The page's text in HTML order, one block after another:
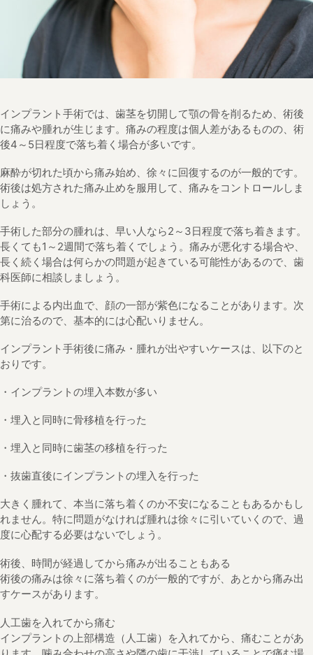
インプラント手術では、歯茎を切開して顎の骨を削るため、術後
に痛みや腫れが生じます。痛みの程度は個人差があるものの、術
後4～5日程度で落ち着く場合が多いです。
麻酔が切れた頃から痛み始め、徐々に回復するのが一般的です。
術後は処方された痛み止めを服用して、痛みをコントロールしま
しょう。
手術した部分の腫れは、早い人なら2～3日程度で落ち着きます。
長くても1～2週間で落ち着くでしょう。痛みが悪化する場合や、
長く続く場合は何らかの問題が起きている可能性があるので、歯
科医師に相談しましょう。
手術による内出血で、顔の一部が紫色になることがあります。次
第に治るので、基本的には心配いりません。
インプラント手術後に痛み・腫れが出やすいケースは、以下のと
おりです。
・インプラントの埋入本数が多い
・埋入と同時に骨移植を行った
・埋入と同時に歯茎の移植を行った
・抜歯直後にインプラントの埋入を行った
大きく腫れて、本当に落ち着くのか不安になることもあるかもし
れません。特に問題がなければ腫れは徐々に引いていくので、過
度に心配する必要はないでしょう。
術後、時間が経過してから痛みが出ることもある
術後の痛みは徐々に落ち着くのが一般的ですが、あとから痛み出
すケースがあります。
人工歯を入れてから痛む
インプラントの上部構造（人工歯）を入れてから、痛むことがあ